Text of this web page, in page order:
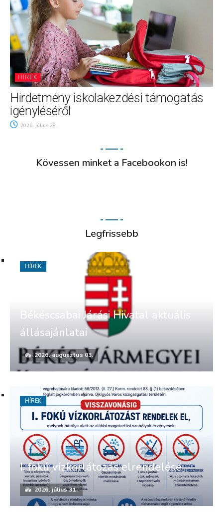
HÍREK
Hirdetmény iskolakezdési támogatás
igényléséről
2026. július 28.
Kövessen minket a Facebookon is!
Legfrissebb
Békéscsabai Járási Hivatal aktuális
állásajánlatai
2026. augusztus 03.
HÍREK
I. fokú vízkorlátozás elrendelése
2026. július 31.
HÍREK